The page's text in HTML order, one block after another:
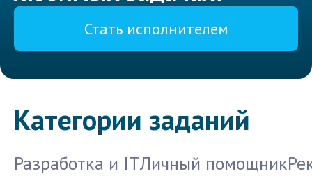
Стать исполнителем
Категории заданий
Разработка и ITЛичный помощник